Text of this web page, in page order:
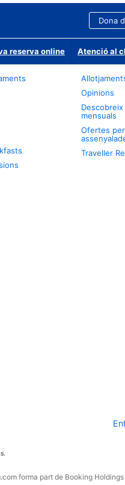
Dona
reserva online Atenció al
Opinions
mensuals
Ofertes
Traveller
forma part de Booking